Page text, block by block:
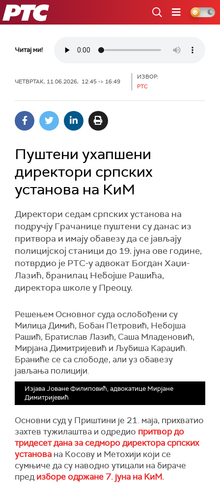
РТС
Читај ми!
ЧЕТВРТАК, 11.06.2026, 12:45 -> 16:49
ИЗВОР:
РТС
Пуштени ухапшени
директори српских
установа на КиМ
Директори седам српских установа на
подручју Грачанице пуштени су данас из
притвора и имају обавезу да се јављају
полицијској станици до 19. јуна ове године,
потврдио је РТС-у адвокат Богдан Хаџи-
Лазић, бранилац Небојше Рашића,
директора школе у Преоцу.
Решењем Основног суда ослобођени су
Милица Димић, Бобан Петровић, Небојша
Рашић, Братислав Лазић, Саша Младеновић,
Мирјана Димитријевић и Љубиша Караџић.
Браниће се са слободе, али уз обавезу
јављања полицији.
Изјава Јоване Филиповић, адвокатице Мирјане
Димитријевић
Основни суд у Приштини је 21. маја, прихватио
захтев тужилаштва и одредио притвор до
тридесет дана за седморо директора српских
установа на Косову и Метохији који се
сумњиче да су наводно утицали на бираче
предизборе одржане 7. јуна на КиМ.